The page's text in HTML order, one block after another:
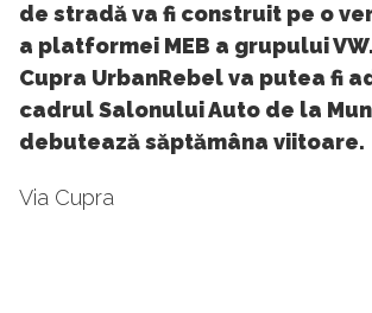
de stradă va fi construit pe o
a platformei MEB a grupului
Cupra UrbanRebel va putea fi
cadrul Salonului Auto de la
debutează săptămâna viitoare.
Via Cupra